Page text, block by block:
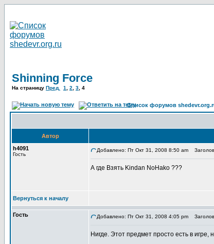
Shinning Force
На страницу Пред. 1 2 3 4
Список форумов
Автор
h4091
Гость
Добавлено: Пт Окт 31, 2008 8:50 am
А где Взять Kindan NoHako ???
Вернуться к началу
Гость Добавлено: Пт Окт 31, 2008 4:05 pm
Нигде. Этот предмет просто есть в игре,